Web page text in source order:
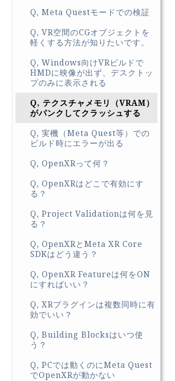
Q, Meta Questモードでの検証
Q, VR空間のCGオブジェクトを
軽くする方法が知りたいです。
Q, Windows向けVRビルドで
HMDに映像が出ず、デスクトッ
プのみに表示される
Q, テクスチャメモリ（VRAM）
がパンクしてクラッシュする
Q, 実機（Meta Quest等）での
ビルド時にエラーが出る
Q, OpenXRって何？
Q, OpenXRはどこで有効にす
る？
Q, Project Validationは何を見
る？
Q, OpenXRとMeta XR Core
SDKはどう違う？
Q, OpenXR Featureは何をON
にすればいい？
Q, XRプラグインは複数同時に有
効でいい？
Q, Building Blocksはいつ使
う？
Q, PCでは動くのにMeta Quest
でOpenXRが動かない